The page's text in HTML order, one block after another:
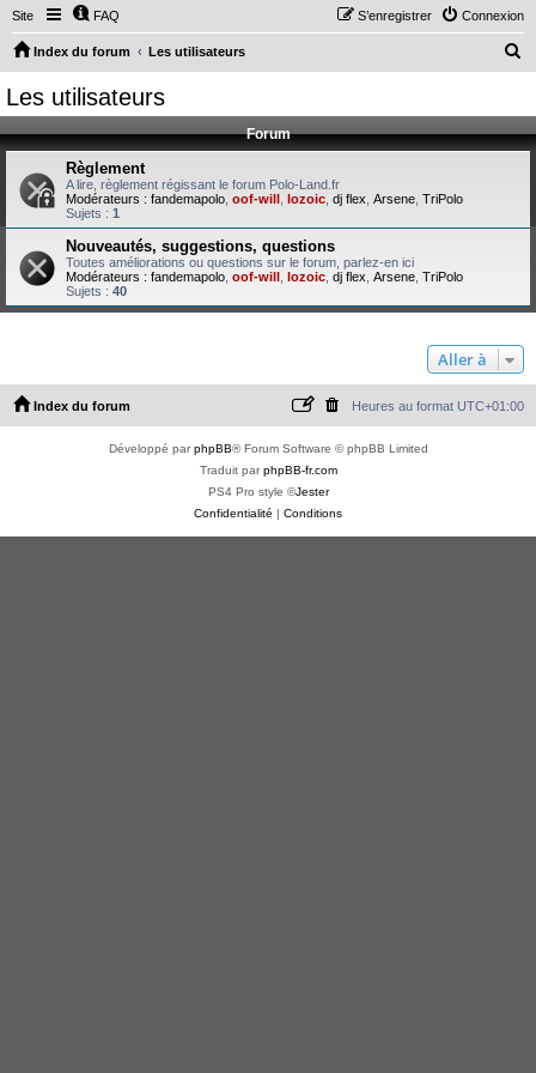
Site FAQ Connexion
S’enregistrer
Index du forum Les utilisateurs
h
r
Les utilisateurs
Forum
Règlement
A lire, règlement régissant le forum Polo-Land.fr
Modérateurs : fandemapolo oof-will lozoic dj flex Arsene TriPolo
Sujets : 1
Nouveautés, suggestions, questions
Toutes améliorations ou questions sur le forum, parlez-en ici
Modérateurs : fandemapolo oof-will lozoic dj flex Arsene TriPolo
Sujets : 40
Aller à
Index du forum Heures au format UTC+01:00
Développé parphpBB® Forum Software © phpBB Limited
Traduit parphpBB-fr.com
PS4 Pro style ©Jester
Confidentialité | Conditions